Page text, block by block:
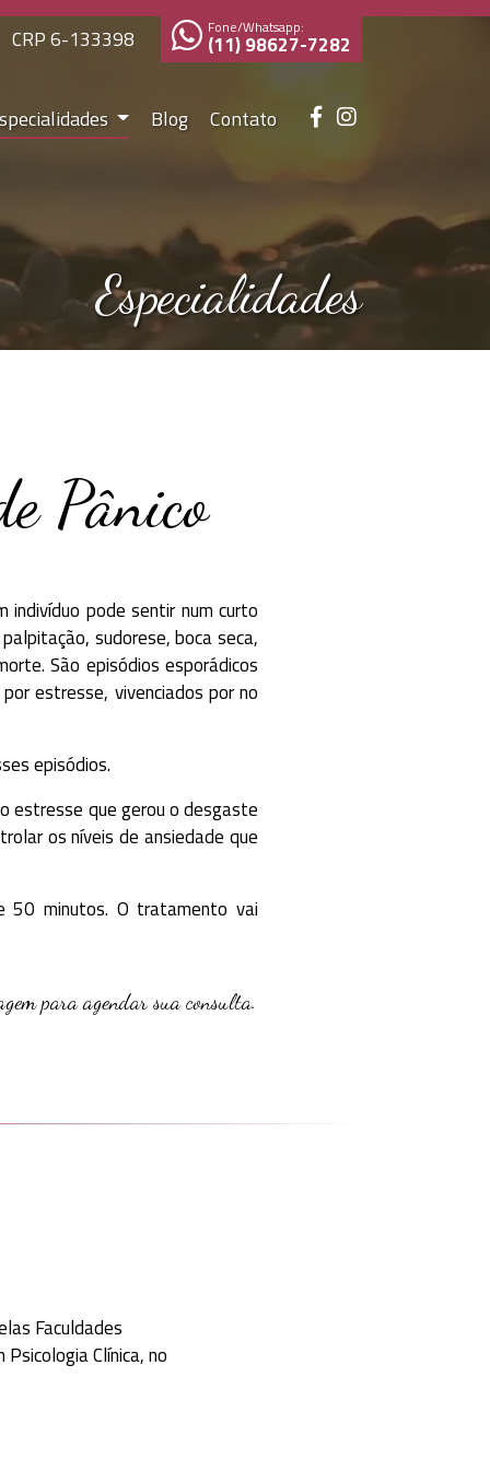
CRP 6-133398 Fone/Whatsapp:
(11) 98627-7282
Blog Contato
Especialidades
Pânico
indivíduo pode sentir num curto
sudorese, boca seca,
São episódios esporádicos
estresse, vivenciados por no
episódios.
estresse que gerou o desgaste
os níveis de ansiedade que
50 minutos. O tratamento vai
para agendar sua consulta.
Faculdades
Clínica, no